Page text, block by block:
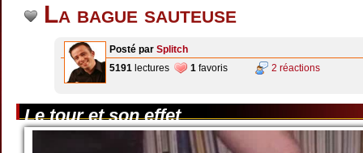
La bague sauteuse
Posté par Splitch
5191 lectures 1 favoris 2 réactions
Le tour et son effet